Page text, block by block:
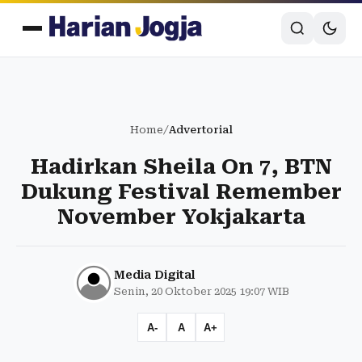
Home/Advertorial
Hadirkan Sheila On 7, BTN
Dukung Festival Remember
November Yokjakarta
Media Digital
Senin, 20 Oktober 2025 19:07 WIB
A- A A+